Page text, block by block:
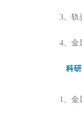
3、轨
4、金
科
1、金